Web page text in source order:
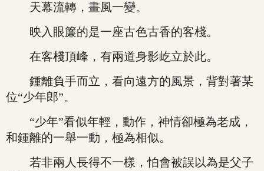
天幕流轉，畫風一變。
映入眼簾的是一座古色古香的客棧。
在客棧頂峰，有兩道身影屹立於此。
鍾離負手而立，看向遠方的風景，背對著某
位“少年郎”。
“少年”看似年輕，動作，神情卻極為老成，
和鍾離的一舉一動，極為相似。
若非兩人長得不一樣，怕會被誤以為是父子